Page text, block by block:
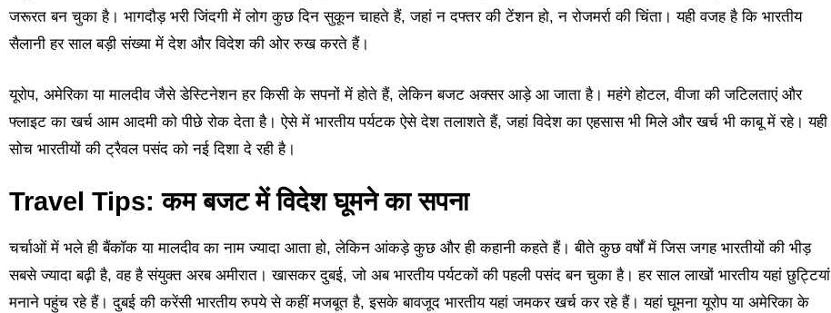
जरूरत बन चुका है। भागदौड़ भरी जिंदगी में लोग कुछ दिन सुकून चाहते हैं, जहां न दफ्तर की टेंशन हो, न रोजमर्रा की चिंता। यही वजह है कि भारतीय
सैलानी हर साल बड़ी संख्या में देश और विदेश की ओर रुख करते हैं।
यूरोप, अमेरिका या मालदीव जैसे डेस्टिनेशन हर किसी के सपनों में होते हैं, लेकिन बजट अक्सर आड़े आ जाता है। महंगे होटल, वीजा की जटिलताएं और
फ्लाइट का खर्च आम आदमी को पीछे रोक देता है। ऐसे में भारतीय पर्यटक ऐसे देश तलाशते हैं, जहां विदेश का एहसास भी मिले और खर्च भी काबू में रहे। यही
सोच भारतीयों की ट्रैवल पसंद को नई दिशा दे रही है।
Travel Tips: कम बजट में विदेश घूमने का सपना
चर्चाओं में भले ही बैंकॉक या मालदीव का नाम ज्यादा आता हो, लेकिन आंकड़े कुछ और ही कहानी कहते हैं। बीते कुछ वर्षों में जिस जगह भारतीयों की भीड़
सबसे ज्यादा बढ़ी है, वह है संयुक्त अरब अमीरात। खासकर दुबई, जो अब भारतीय पर्यटकों की पहली पसंद बन चुका है। हर साल लाखों भारतीय यहां छुट्टियां
मनाने पहुंच रहे हैं। दुबई की करेंसी भारतीय रुपये से कहीं मजबूत है, इसके बावजूद भारतीय यहां जमकर खर्च कर रहे हैं। यहां घूमना यूरोप या अमेरिका के